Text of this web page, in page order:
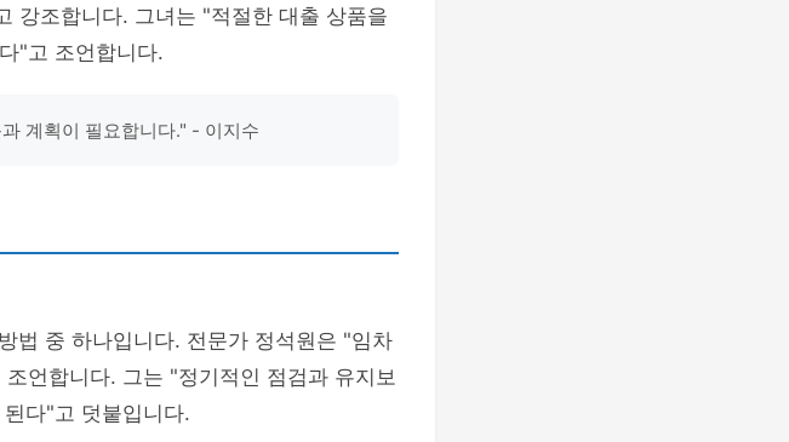
강조합니다. 그녀는 "적절한 대출 상품을
"고 조언합니다.
계획이 필요합니다." - 이지수
법 중 하나입니다. 전문가 정석원은 "임차
언합니다. 그는 "정기적인 점검과 유지보
다"고 덧붙입니다.